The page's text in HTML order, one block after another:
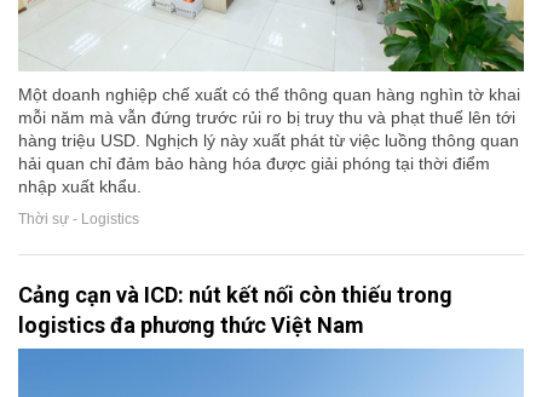
Một doanh nghiệp chế xuất có thể thông quan hàng nghìn tờ khai
mỗi năm mà vẫn đứng trước rủi ro bị truy thu và phạt thuế lên tới
hàng triệu USD. Nghịch lý này xuất phát từ việc luồng thông quan
hải quan chỉ đảm bảo hàng hóa được giải phóng tại thời điểm
nhập xuất khẩu.
Thời sự - Logistics
Cảng cạn và ICD: nút kết nối còn thiếu trong
logistics đa phương thức Việt Nam